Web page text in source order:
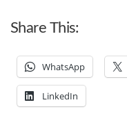
Share This:
WhatsApp
LinkedIn